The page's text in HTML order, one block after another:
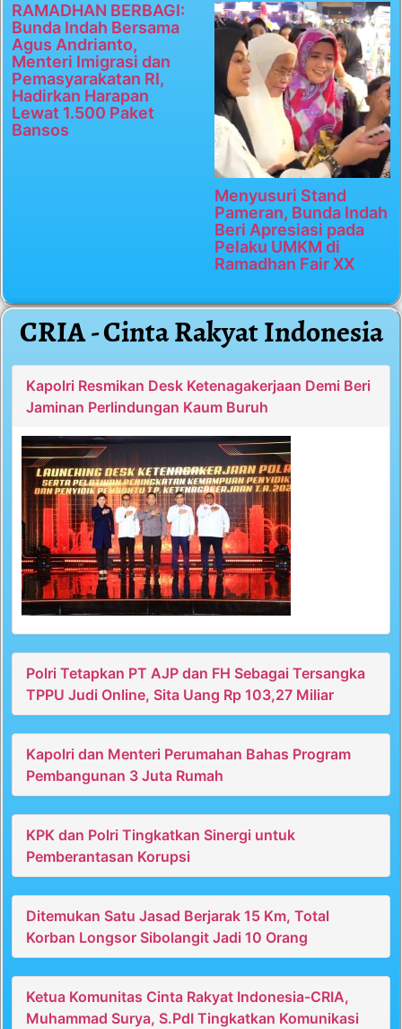
RAMADHAN BERBAGI:
Bunda Indah Bersama
Agus Andrianto,
Menteri Imigrasi dan
Pemasyarakatan RI,
Hadirkan Harapan
Lewat 1.500 Paket
Bansos
Menyusuri Stand
Pameran, Bunda Indah
Beri Apresiasi pada
Pelaku UMKM di
Ramadhan Fair XX
CRIA - Cinta Rakyat Indonesia
Kapolri Resmikan Desk Ketenagakerjaan Demi Beri
Jaminan Perlindungan Kaum Buruh
Polri Tetapkan PT AJP dan FH Sebagai Tersangka
TPPU Judi Online, Sita Uang Rp 103,27 Miliar
Kapolri dan Menteri Perumahan Bahas Program
Pembangunan 3 Juta Rumah
KPK dan Polri Tingkatkan Sinergi untuk
Pemberantasan Korupsi
Ditemukan Satu Jasad Berjarak 15 Km, Total
Korban Longsor Sibolangit Jadi 10 Orang
Ketua Komunitas Cinta Rakyat Indonesia-CRIA,
Muhammad Surya, S.PdI Tingkatkan Komunikasi